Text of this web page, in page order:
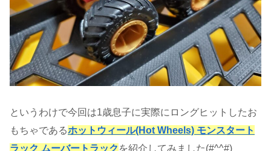
というわけで今回は1歳息子に実際にロングヒットしたお
もちゃであるホットウィール(Hot Wheels) モンスタート
ラック ムーバートラック を紹介してみました(#^^#)